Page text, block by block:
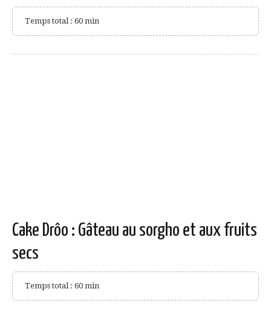
Temps total : 60 min
Cake Drôo : Gâteau au sorgho et aux fruits
secs
Temps total : 60 min